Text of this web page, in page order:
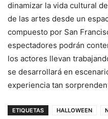
dinamizar la vida cultural
de las artes desde un
compuesto por San
espectadores podrán
los actores llevan
se desarrollará en
experiencia tan
ETIQUETAS HALLOWEEN